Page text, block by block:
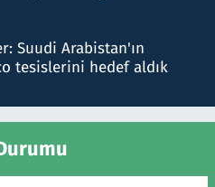
Suudi Arabistan'ın
tesislerini hedef aldık